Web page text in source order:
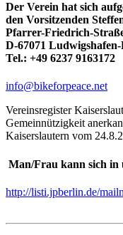
Der Verein hat sich
den Vorsitzenden
Pfarrer-Friedrich-
D-67071
Tel.: +49 6237 9163172
info@bikeforpeace.net
Vereinsregister
Gemeinnützigkeit
Kaiserslautern vom
Man/Frau kann sich in
http://listi.jpberlin.de/